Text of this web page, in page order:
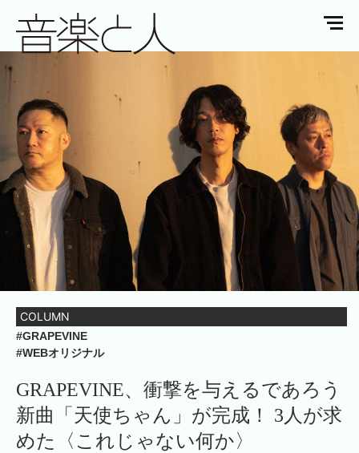
COLUMN
#GRAPEVINE
#WEBオリジナル
GRAPEVINE、衝撃を与えるであろう
新曲「天使ちゃん」が完成！ 3人が求
めた〈これじゃない何か〉